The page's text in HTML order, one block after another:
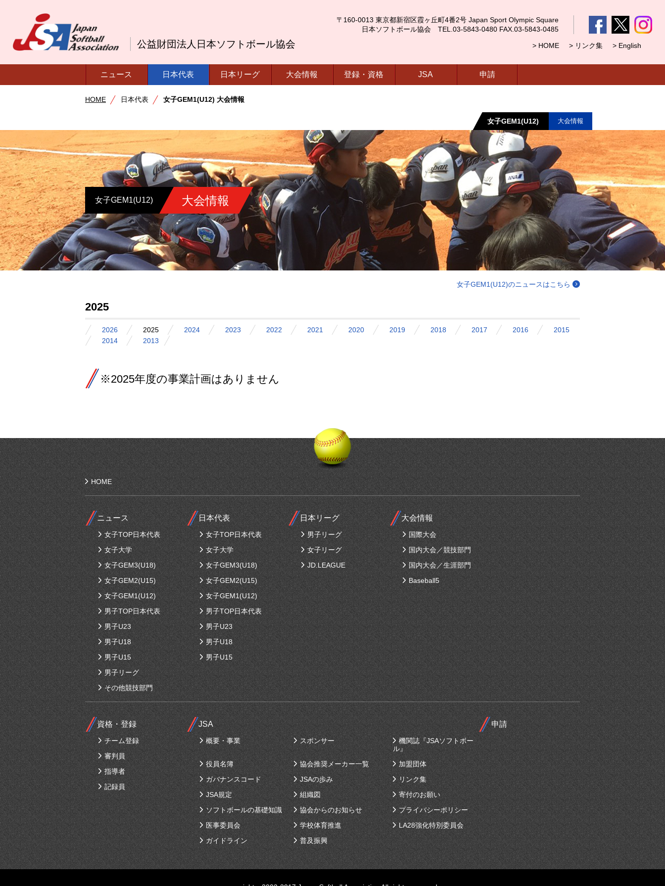
公益財団法人日本ソフトボール協会
〒160-0013 東京都新宿区霞ヶ丘町4番2号 Japan Sport Olympic Square
日本ソフトボール協会 TEL.03-5843-0480 FAX.03-5843-0485
> HOME > リンク集 > English
ニュース 日本代表 日本リーグ 大会情報 登録・資格 JSA 申請
HOME 日本代表 女子GEM1(U12) 大会情報
女子GEM1(U12) 大会情報
女子GEM1(U12) 大会情報
女子GEM1(U12)のニュースはこちら
2025
2026 2025 2024 2023 2022 2021 2020 2019 2018 2017 2016
2015
2014
2013
※2025年度の事業計画はありません
HOME
ニュース
女子TOP日本代表
女子大学
女子GEM3(U18)
女子GEM2(U15)
女子GEM1(U12)
男子TOP日本代表
男子U23
男子U18
男子U15
男子リーグ
その他競技部門
日本代表
女子TOP日本代表
女子大学
女子GEM3(U18)
女子GEM2(U15)
女子GEM1(U12)
男子TOP日本代表
男子U23
男子U18
男子U15
日本リーグ
男子リーグ
女子リーグ
JD.LEAGUE
大会情報
国際大会
国内大会／競技部門
国内大会／生涯部門
Baseball5
資格・登録
チーム登録
審判員
指導者
記録員
JSA
概要・事業 スポンサー
機関誌『JSAソフトボー
ル』
役員名簿
協会推奨メーカー一覧
加盟団体
ガバナンスコード
JSAの歩み
リンク集
JSA規定
組織図
寄付のお願い
ソフトボールの基礎知識
協会からのお知らせ
プライバシーポリシー
医事委員会
学校体育推進
LA28強化特別委員会
ガイドライン
普及振興
申請